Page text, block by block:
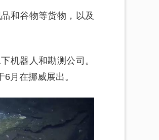
和谷物等货物，以及
机器人和勘测公司。
月在挪威展出。